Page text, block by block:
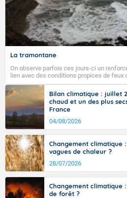
La tramontane
On observe parfois ces jours-ci un
lien avec des conditions propices de
tramontane ? Quelles sont ses
vent turbulent soufflant de secteur nord-
ouest, dans un secteur qui part du
l’ouest de l’Hérault. L’étymologie de ce
signifiant au-delà des monts, en allusion
d’où provient ce vent.
Bilan climatique : juillet
chaud et un des plus
France
04/08/2026
Changement climatique
vagues de chaleur ?
28/07/2026
Changement climatique
de forêt ?